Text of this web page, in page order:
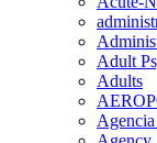
Adult
Adults